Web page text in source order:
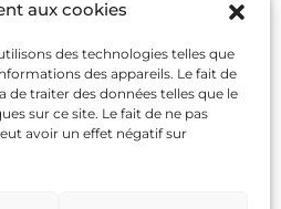
aux cookies
des technologies telles que
des appareils. Le fait de
traiter des données telles que le
sur ce site. Le fait de ne pas
avoir un effet négatif sur
twitter
linkedin
youtube